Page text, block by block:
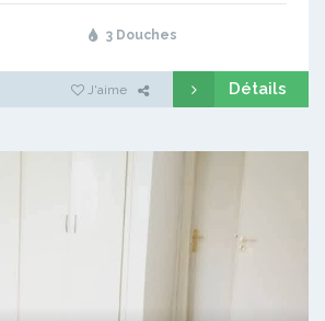
3 Douches
J'aime Détails